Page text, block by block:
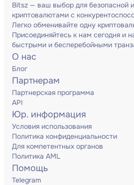
Bitsz — ваш выбор для безопасной
криптовалютами с
Легко обменивайте одну
Присоединяйтесь к нам сегодня и
быстрыми и бесперебойными
О нас
Блог
Партнерам
Партнерская программа
API
Юр. информация
Условия использования
Политика конфиденциальности
Для компетентных органов
Политика AML
Помощь
Telegram